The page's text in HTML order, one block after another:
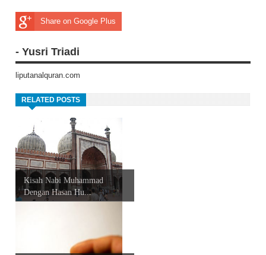
Share on Google Plus
- Yusri Triadi
liputanalquran.com
RELATED POSTS
Kisah Nabi Muhammad
Dengan Hasan Hu...